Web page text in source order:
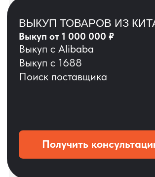
ОСТАВЬТЕ ЗАЯВКУ
Мы вернёмся с расчётом и фото после
технической проверки
Оставить заявку